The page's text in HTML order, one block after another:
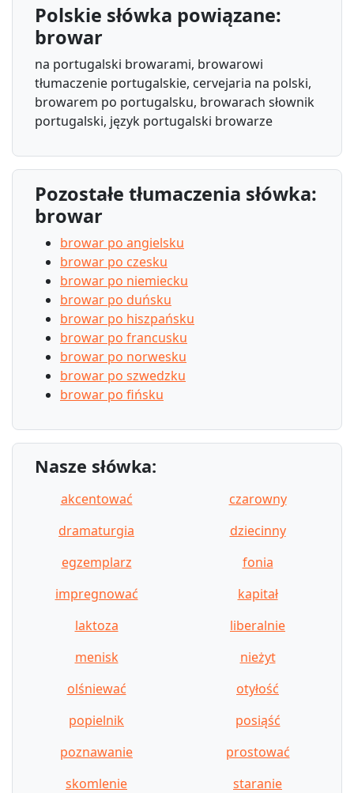
Polskie słówka powiązane:
browar
na portugalski browarami, browarowi
tłumaczenie portugalskie, cervejaria na polski,
browarem po portugalsku, browarach słownik
portugalski, język portugalski browarze
Pozostałe tłumaczenia słówka:
browar
browar po angielsku
browar po czesku
browar po niemiecku
browar po duńsku
browar po hiszpańsku
browar po francusku
browar po norwesku
browar po szwedzku
browar po fińsku
Nasze słówka:
akcentować
czarowny
dramaturgia
dziecinny
egzemplarz
fonia
impregnować
kapitał
laktoza
liberalnie
menisk
nieżyt
olśniewać
otyłość
popielnik
posiąść
poznawanie
prostować
skomlenie
staranie